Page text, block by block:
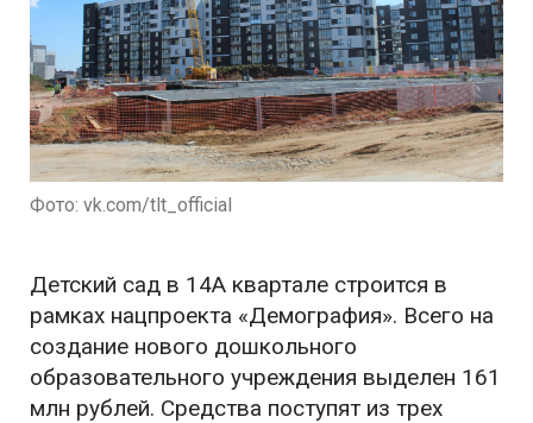
Фото: vk.com/tlt_official
Детский сад в 14А квартале строится в
рамках нацпроекта «Демография». Всего на
создание нового дошкольного
образовательного учреждения выделен 161
млн рублей. Средства поступят из трех